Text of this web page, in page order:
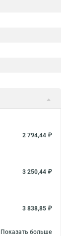
2 794,44 ₽
3 250,44 ₽
3 838,85 ₽
Показать больше